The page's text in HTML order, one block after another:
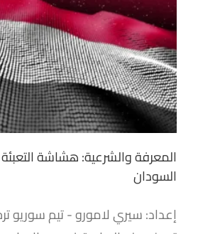
المعرفة والشرعية: هشاشة
السودان
إعداد: سيري لامورو - تيم سوريو